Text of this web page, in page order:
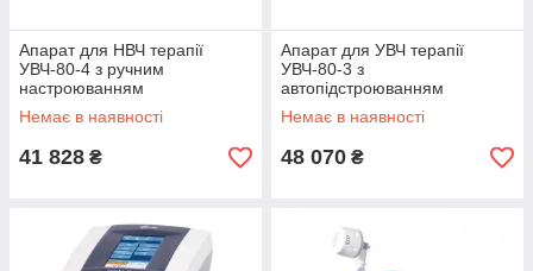
Апарат для НВЧ терапії
УВЧ-80-4 з ручним
настроюванням
Немає в наявності
41 828 ₴
Апарат для УВЧ терапії
УВЧ-80-3 з
автопідстроюванням
Немає в наявності
48 070 ₴